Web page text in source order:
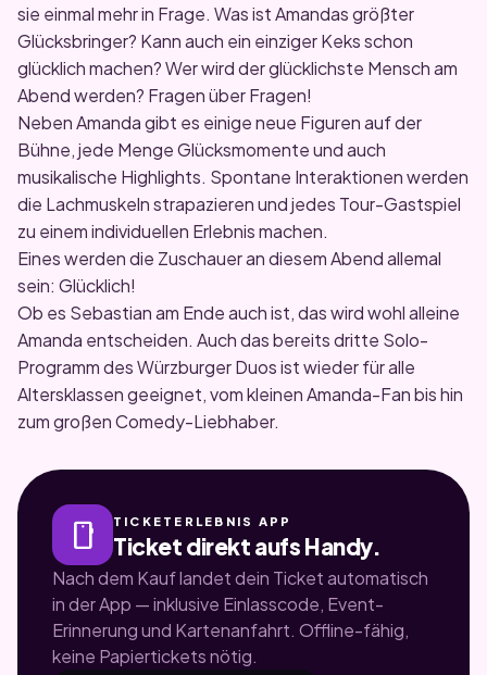
sie einmal mehr in Frage. Was ist Amandas größter
Glücksbringer? Kann auch ein einziger Keks schon
glücklich machen? Wer wird der glücklichste Mensch am
Abend werden? Fragen über Fragen!
Neben Amanda gibt es einige neue Figuren auf der
Bühne, jede Menge Glücksmomente und auch
musikalische Highlights. Spontane Interaktionen werden
die Lachmuskeln strapazieren und jedes Tour-Gastspiel
zu einem individuellen Erlebnis machen.
Eines werden die Zuschauer an diesem Abend allemal
sein: Glücklich!
Ob es Sebastian am Ende auch ist, das wird wohl alleine
Amanda entscheiden. Auch das bereits dritte Solo-
Programm des Würzburger Duos ist wieder für alle
Altersklassen geeignet, vom kleinen Amanda-Fan bis hin
zum großen Comedy-Liebhaber.
smartphone TICKETERLEBNIS APP
Ticket direkt aufs Handy.
Nach dem Kauf landet dein Ticket automatisch
in der App — inklusive Einlasscode, Event-
Erinnerung und Kartenanfahrt. Offline-fähig,
keine Papiertickets nötig.